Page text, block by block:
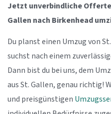
Jetzt unverbindliche
Gallen nach Birkenhead
Du planst einen Umzug von
suchst nach einem
Dann bist du bei uns, dem
aus St. Gallen, genau richtig!
und preisgünstigen